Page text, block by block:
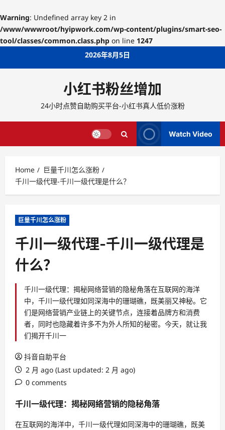
Warning: Undefined array key 2 in
/www/wwwroot/hyipwork.com/wp-content/plugins/smart-seo-
tool/classes/common.class.php on line 1247
2026年8月5日
小红书粉丝增加
24小时点赞自助购买平台-小红书真人低价涨粉
Watch Video
Home
巨量千川怎么涨粉
千川一级代理-千川一级代理是什么？
巨量千川怎么涨粉
千川一级代理-千川一级代理是
什么？
千川一级代理：揭秘网络营销的隐秘角落在互联网的海洋
中，千川一级代理如同深海中的珊瑚礁，既美丽又神秘。它
们是网络营销产业链上的关键节点，连接着品牌方和消费
者，同时也隐藏着许多不为外人所知的秘密。今天，就让我
们揭开千川一
抖音自助平台
2 月 ago (Last updated: 2 月 ago)
0 comments
千川一级代理：揭秘网络营销的隐秘角落
在互联网的海洋中，千川一级代理如同深海中的珊瑚礁，既美